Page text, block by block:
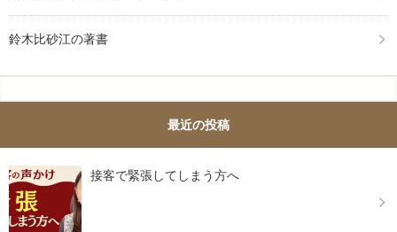
鈴木比砂江の著書
最近の投稿
接客で緊張してしまう方へ